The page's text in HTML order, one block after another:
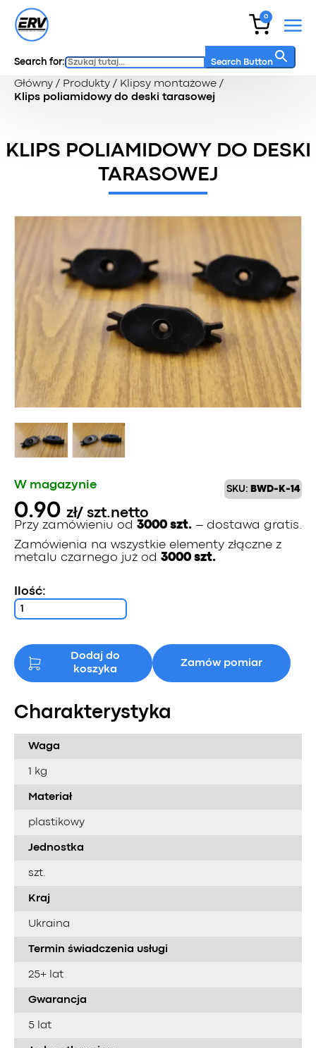
0
Search for: Search Button
Główny / Produkty / Klipsy montażowe /
Klips poliamidowy do deski tarasowej
KLIPS POLIAMIDOWY DO DESKI
TARASOWEJ
SKU: BWD-K-14
W magazynie
0.90 zł/ szt. netto
Przy zamówieniu od 3000 szt. – dostawa gratis.
Zamówienia na wszystkie elementy złączne z
metalu czarnego już od 3000 szt.
Ilość:
Dodaj do
koszyka
Zamów pomiar
Charakterystyka
Waga
1 kg
Materiał
plastikowy
Jednostka
szt.
Kraj
Ukraina
Termin świadczenia usługi
25+ lat
Gwarancja
5 lat